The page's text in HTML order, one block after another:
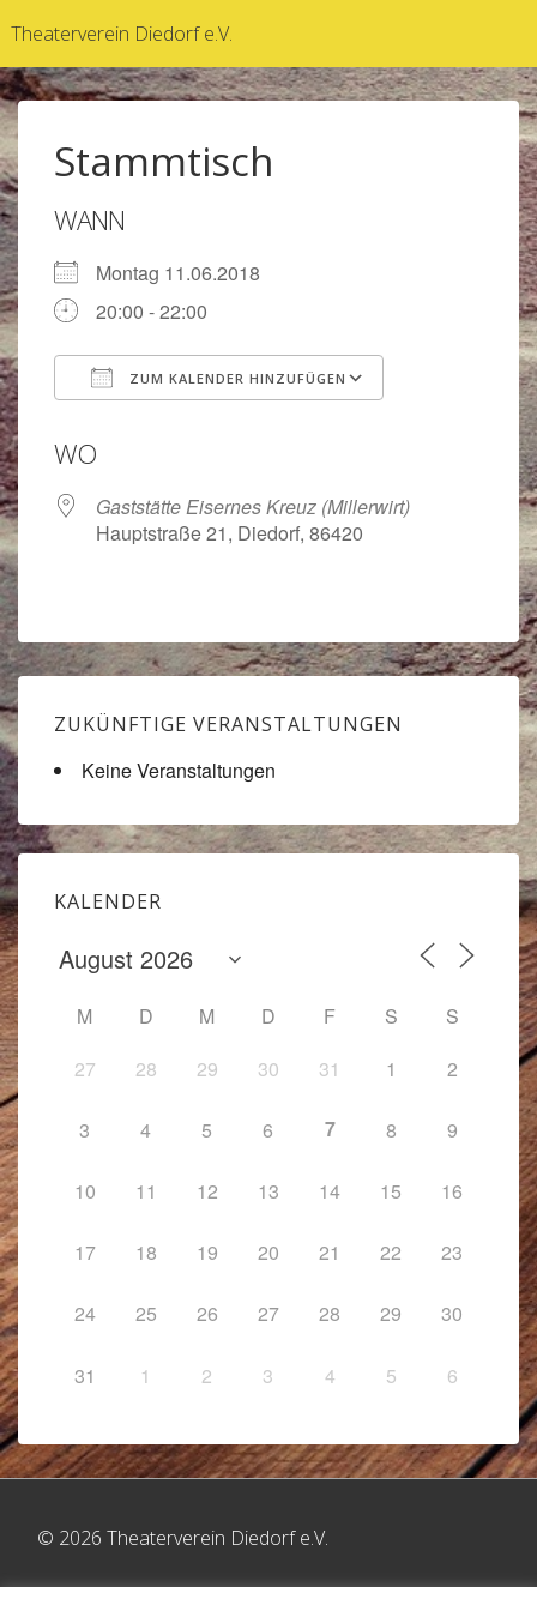
Zum
Inhalt
Theaterverein Diedorf e.V.
Stammtisch
WANN
Montag 11.06.2018
20:00 - 22:00
ZUM KALENDER HINZUFÜGEN
Google
WO
Gaststätte Eisernes Kreuz (Millerwirt)
Hauptstraße 21, Diedorf, 86420
ZUKÜNFTIGE VERANSTALTUNGEN
Keine Veranstaltungen
KALENDER
M D M D F S
S
27
28 29 30 31 1 2
3 4 5 6 7 8 9
10 11 12 13 14 15 16
17 18 19 20 21 22 23
24 25 26 27 28 29 30
31 1 2 3 4 5 6
© 2026 Theaterverein Diedorf e.V.